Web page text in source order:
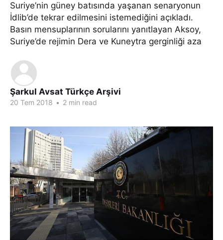
Suriye’nin güney batısında yaşanan senaryonun
İdlib’de tekrar edilmesini istemediğini açıkladı.
Basın mensuplarının sorularını yanıtlayan Aksoy,
Suriye’de rejimin Dera ve Kuneytra gerginliği aza
Şarkul Avsat Türkçe Arşivi
20 Tem 2018 • 2 min read